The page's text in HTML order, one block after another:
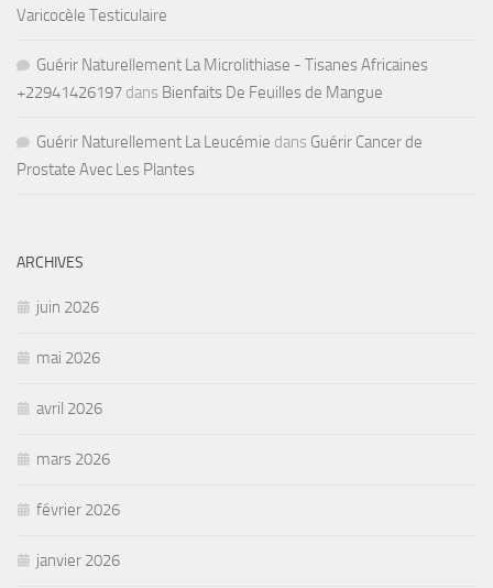
Varicocèle Testiculaire
Guérir Naturellement La Microlithiase - Tisanes Africaines
+22941426197 dans Bienfaits De Feuilles de Mangue
Guérir Naturellement La Leucémie dans Guérir Cancer de
Prostate Avec Les Plantes
ARCHIVES
juin 2026
mai 2026
avril 2026
mars 2026
février 2026
janvier 2026